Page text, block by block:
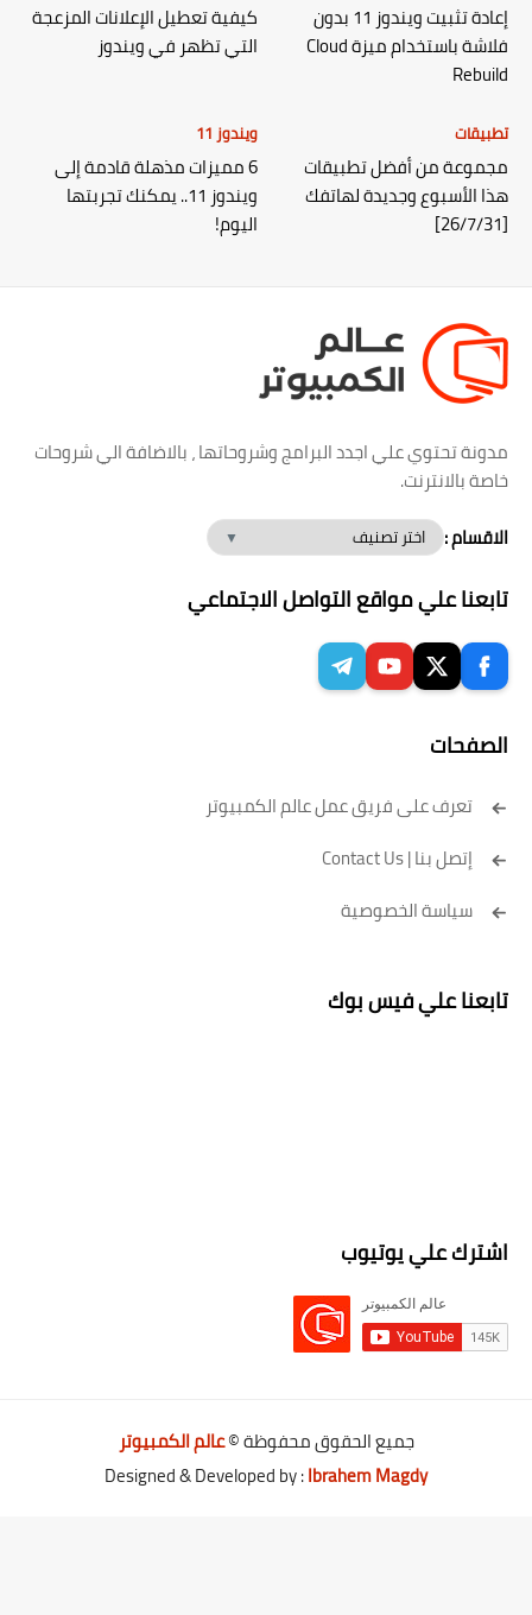
إعادة تثبيت ويندوز 11 بدون
فلاشة باستخدام ميزة Cloud
Rebuild
كيفية تعطيل الإعلانات المزعجة
التي تظهر في ويندوز
تطبيقات
مجموعة من أفضل تطبيقات
هذا الأسبوع وجديدة لهاتفك
[26/7/31]
ويندوز 11
6 مميزات مذهلة قادمة إلى
ويندوز 11.. يمكنك تجربتها
اليوم!
مدونة تحتوي علي اجدد البرامج وشروحاتها ، بالاضافة الي شروحات
خاصة بالانترنت.
الاقسام :
تابعنا علي مواقع التواصل الاجتماعي
الصفحات
تعرف على فريق عمل عالم الكمبيوتر
إتصل بنا | Contact Us
سياسة الخصوصية
تابعنا علي فيس بوك
اشترك علي يوتيوب
جميع الحقوق محفوظة ©عالم الكمبيوتر
Designed & Developed by :Ibrahem Magdy